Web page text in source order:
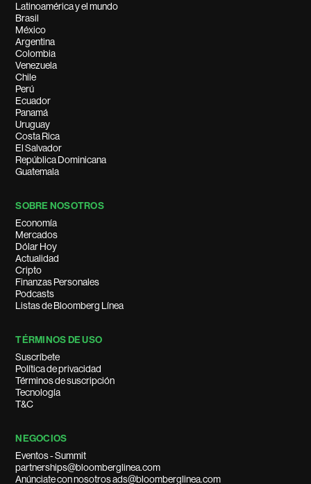
Latinoamérica y el mundo
Brasil
México
Argentina
Colombia
Venezuela
Chile
Perú
Ecuador
Panamá
Uruguay
Costa Rica
El Salvador
República Dominicana
Guatemala
SOBRE NOSOTROS
Economía
Mercados
Dólar Hoy
Actualidad
Cripto
Finanzas Personales
Podcasts
Listas de Bloomberg Línea
TÉRMINOS DE USO
Suscríbete
Política de privacidad
Términos de suscripción
Tecnología
T&C
NEGOCIOS
Eventos - Summit
partnerships@bloomberglinea.com
Anúnciate con nosotros ads@bloomberglinea.com